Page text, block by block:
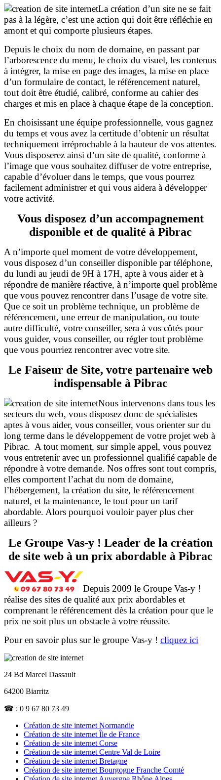
La création d’un site ne se fait
pas à la légère, c’est une action qui doit être réfléchie en
amont et qui comporte plusieurs étapes.
Depuis le choix du nom de domaine, en passant par
l’arborescence du menu, le choix du visuel, les contenus
à intégrer, la mise en page des images, la mise en place
d’un formulaire de contact, le référencement naturel,
tout doit être étudié, calibré, conforme au cahier des
charges et mis en place à chaque étape de la conception.
En choisissant une équipe professionnelle, vous gagnez
du temps et vous avez la certitude d’obtenir un résultat
techniquement irréprochable à la hauteur de vos attentes.
Vous disposerez ainsi d’un site de qualité, conforme à
l’image que vous souhaitez diffuser de votre entreprise,
capable d’évoluer dans le temps, que vous pourrez
facilement administrer et qui vous aidera à développer
votre activité.
Vous disposez d’un accompagnement
disponible et de qualité à Pibrac
A n’importe quel moment de votre développement,
vous disposez d’un conseiller disponible par téléphone,
du lundi au jeudi de 9H à 17H, apte à vous aider et à
répondre de manière réactive, à n’importe quel problème
que vous pouvez rencontrer dans l’usage de votre site.
Que ce soit un problème technique, un problème de
référencement, une erreur de manipulation, ou toute
autre difficulté, votre conseiller, sera à vos côtés pour
vous guider, vous conseiller, ou régler tout problème
que vous pourriez rencontrer avec votresite.
Le Faiseur de Site, votre partenaire web
indispensable à Pibrac
Nous intervenons dans tous les
secteurs du web, vous disposez donc de spécialistes
aptes à vous aider, vous conseiller, vous orienter sur du
long terme dans le développement de votre projet web à
Pibrac. A tout moment, sur simple appel, vous pouvez
vous entretenir avec un professionnel qualifié capable de
répondre à votre demande. Nos offres sont tout compris,
elles comportent l’achat du nom de domaine,
l’hébergement, la création du site, le référencement
naturel, et la maintenance, le tout pour un tarif
abordable. Alors pourquoi vouloir payer plus cher
ailleurs ?
Le Groupe Vas-y ! Leader de la création
de site web à un prix abordable à Pibrac
Depuis 2009 le Groupe Vas-y !
réalise des sites de qualité aux prix abordables et
comprenant le référencement dès la création pour que le
prix ne soit plus un obstacle à votre réussite.
Pour en savoir plus sur le groupe Vas-y ! cliquez ici
24 Bd Marcel Dassault
64200 Biarritz
☎ : 0 9 67 80 73 49
Création de site internet Normandie
Création de site internet Île de France
Création de site internet Corse
Création de site internet Centre Val de Loire
Création de site internet Bretagne
Création de site internet Bourgogne Franche Comté